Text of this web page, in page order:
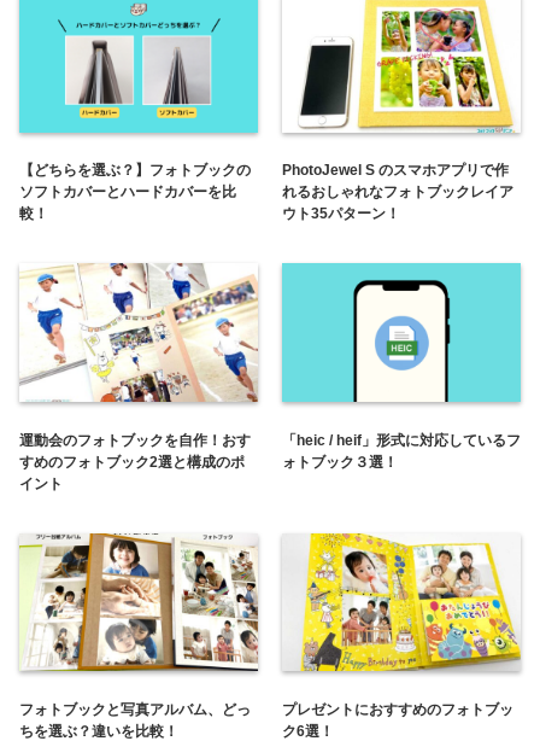
【どちらを選ぶ？】フォトブックの
ソフトカバーとハードカバーを比
較！
PhotoJewel S のスマホアプリで作
れるおしゃれなフォトブックレイア
ウト35パターン！
運動会のフォトブックを自作！おす
すめのフォトブック2選と構成のポ
イント
「heic / heif」形式に対応しているフ
ォトブック３選！
フォトブックと写真アルバム、どっ
ちを選ぶ？違いを比較！
プレゼントにおすすめのフォトブッ
ク6選！